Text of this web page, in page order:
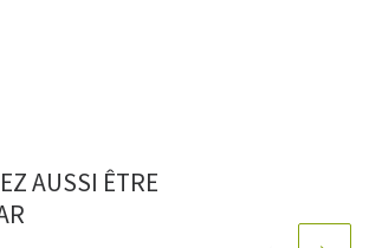
AUSSI ÊTRE